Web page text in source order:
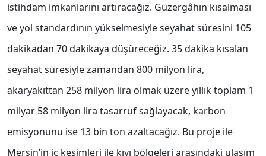
istihdam imkanlarını artıracağız. Güzergâhın kısalması
ve yol standardının yükselmesiyle seyahat süresini 105
dakikadan 70 dakikaya düşüreceğiz. 35 dakika kısalan
seyahat süresiyle zamandan 800 milyon lira,
akaryakıttan 258 milyon lira olmak üzere yıllık toplam 1
milyar 58 milyon lira tasarruf sağlayacak, karbon
emisyonunu ise 13 bin ton azaltacağız. Bu proje ile
Mersin’in iç kesimleri ile kıyı bölgeleri arasındaki ulaşım